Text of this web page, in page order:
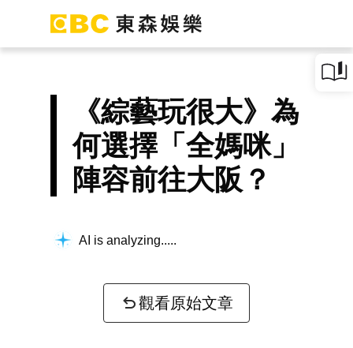
《綜藝玩很大》為
何選擇「全媽咪」
陣容前往大阪？
AI is analyzing...
觀看原始文章